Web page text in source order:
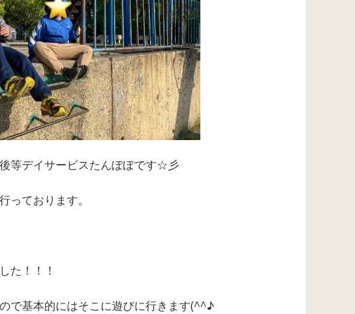
等デイサービスたんぽぽです☆彡
っております。
た！！！
で基本的にはそこに遊びに行きます(^^♪